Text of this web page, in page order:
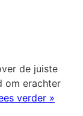
de juiste
om erachter
verder »